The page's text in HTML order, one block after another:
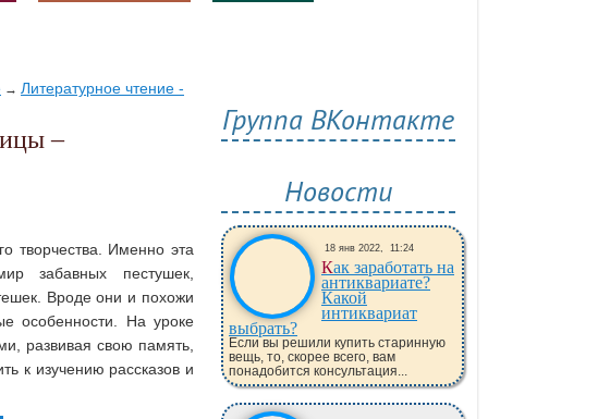
→ Литературное чтение -
творчества. Именно эта
забавных пестушек,
Вроде они и похожи
особенности. На уроке
развивая свою память,
к изучению рассказов и
Группа ВКонтакте
Новости
18 янв 2022, 11:24
Как заработать на
антиквариате?
Какой
интиквариат
выбрать?
Если вы решили купить старинную
вещь, то, скорее всего, вам
понадобится консультация...